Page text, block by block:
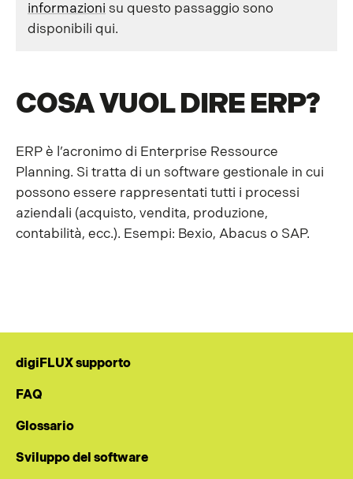
informazioni su questo passaggio sono
disponibili qui.
COSA VUOL DIRE ERP?
ERP è l’acronimo di Enterprise Ressource
Planning. Si tratta di un software gestionale in cui
possono essere rappresentati tutti i processi
aziendali (acquisto, vendita, produzione,
contabilità, ecc.). Esempi: Bexio, Abacus o SAP.
digiFLUX supporto
FAQ
Glossario
Sviluppo del software